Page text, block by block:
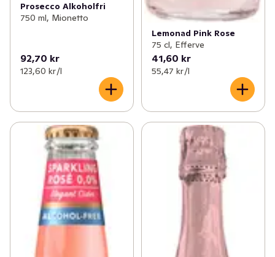
Prosecco Alkoholfri
750 ml, Mionetto
92,70 kr
123,60 kr /l
Lemonad Pink Rose
75 cl, Efferve
41,60 kr
55,47 kr /l